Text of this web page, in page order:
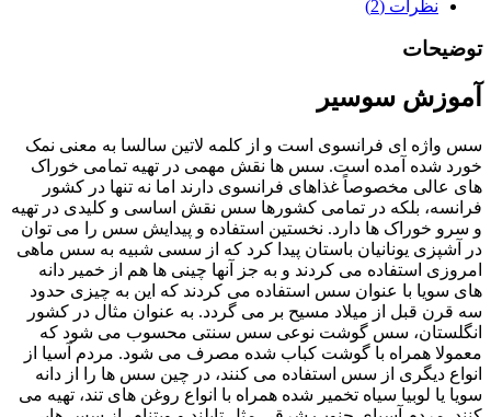
نظرات (2)
توضیحات
آموزش سوسیر
سس واژه ای فرانسوی است و از کلمه لاتین سالسا به معنی نمک
خورد شده آمده است. سس ها نقش مهمی در تهیه تمامی خوراک
های عالی مخصوصاً غذاهای فرانسوی دارند اما نه تنها در کشور
فرانسه، بلکه در تمامی کشورها سس نقش اساسی و کلیدی در تهیه
و سرو خوراک ها دارد. نخستین استفاده و پیدایش سس را می توان
در آشپزی یونانیان باستان پیدا کرد که از سسی شبیه به سس ماهی
امروزی استفاده می کردند و به جز آنها چینی ها هم از خمیر دانه
های سویا با عنوان سس استفاده می کردند که این به چیزی حدود
سه قرن قبل از میلاد مسیح بر می گردد. به عنوان مثال در کشور
انگلستان، سس گوشت نوعی سس سنتی محسوب می شود که
معمولا همراه با گوشت کباب شده مصرف می شود. مردم آسیا از
انواع دیگری از سس استفاده می کنند، در چین سس ها را از دانه
سویا یا لوبیا سیاه تخمیر شده همراه با انواع روغن های تند، تهیه می